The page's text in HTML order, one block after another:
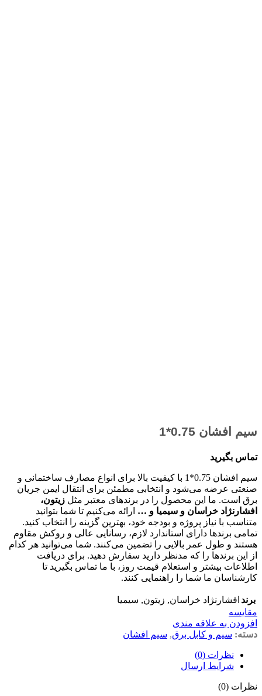
سیم افشان 0.75*1
تماس بگیرید
سیم افشان 0.75*1 با کیفیت بالا برای انواع مصارف ساختمانی و
صنعتی عرضه می‌شود و انتخابی مطمئن برای انتقال ایمن جریان
برق است. ما این محصول را در برندهای معتبر مثل زیتون،
افشارنژاد خراسان و سیمیا و … ارائه می‌کنیم تا شما بتوانید
متناسب با نیاز پروژه و بودجه خود، بهترین گزینه را انتخاب کنید.
تمامی برندها دارای استاندارد لازم، رسانایی عالی و روکش مقاوم
هستند و طول عمر بالایی را تضمین می‌کنند. شما می‌توانید هر کدام
از این برندها را که مدنظر دارید سفارش دهید. برای دریافت
اطلاعات بیشتر و استعلام قیمت روز، با ما تماس بگیرید تا
کارشناسان ما شما را راهنمایی کنند.
برند افشارنژاد خراسان, زیتون, سیمیا
مقايسه
افزودن به علاقه مندی
دسته: سیم و کابل برق, سیم افشان
نظرات (0)
شرایط ارسال
نظرات (0)